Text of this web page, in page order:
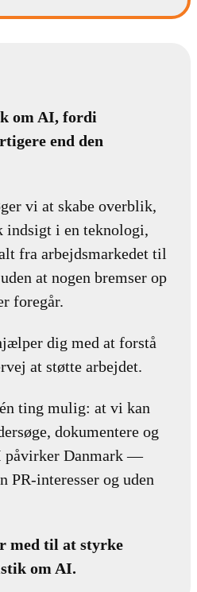
om AI, fordi
end den
vi at skabe overblik,
indsigt i en teknologi,
fra arbejdsmarkedet til
at nogen bremser op
foregår.
dig med at forstå
at støtte arbejdet.
ting mulig: at vi kan
dokumentere og
påvirker Danmark —
PR-interesser og uden
med til at styrke
om AI.